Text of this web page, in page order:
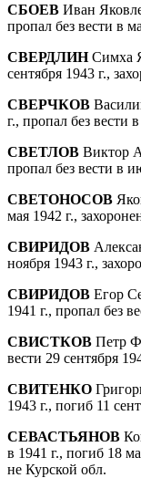
СБОЕВ Иван
пропал без вести в
СВЕРДЛИНСимха
сентября 1943 г.,
СВЕРЧКОВ
г., пропал без вести
СВЕТЛОВ Виктор
пропал без вести в
СВЕТОНОСОВ
мая 1942 г.,
СВИРИДОВ
ноября 1943 г.,
СВИРИДОВ Егор
1941 г., пропал без
СВИСТКОВ Петр
вести 29 сентября
СВИТЕНКО
1943 г., погиб 11
СЕВАСТЬЯНОВ
в 1941 г., погиб 18
не Курской обл.